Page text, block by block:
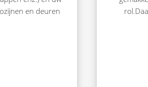
en deuren